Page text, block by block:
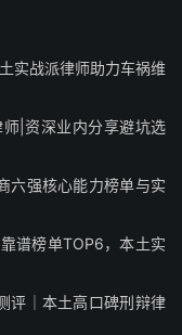
实战派律师助力车祸维
|资深业内分享避坑选
六强核心能力榜单与实
谱榜单TOP6，本土实
评｜本土高口碑刑辩律